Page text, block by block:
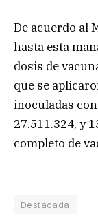
De acuerdo al
hasta esta
dosis de
que se
inoculadas
27.511.324, y
completo de
Destacada